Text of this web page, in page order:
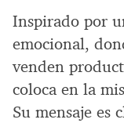
Inspirado por
emocional,
venden
coloca en la
Su mensaje es